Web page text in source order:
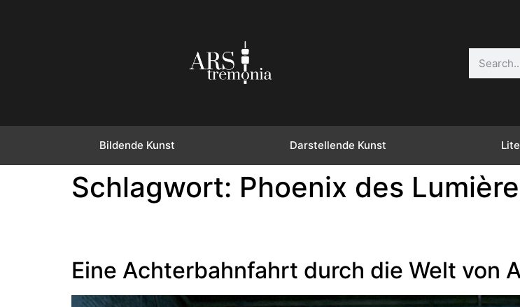
Bildende Kunst Darstellende Kunst
Schlagwort: Phoenix des
Eine Achterbahnfahrt durch die Welt von